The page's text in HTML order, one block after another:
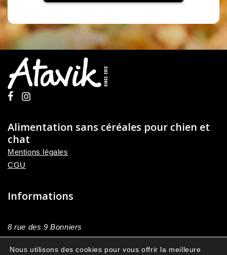
Alimentation sans céréales pour chien et
chat
Mentions légales
CGU
Informations
8 rue des 9 Bonniers
59178, Brillon
France Métropolitaine
Nous utilisons des cookies pour vous offrir la meilleure